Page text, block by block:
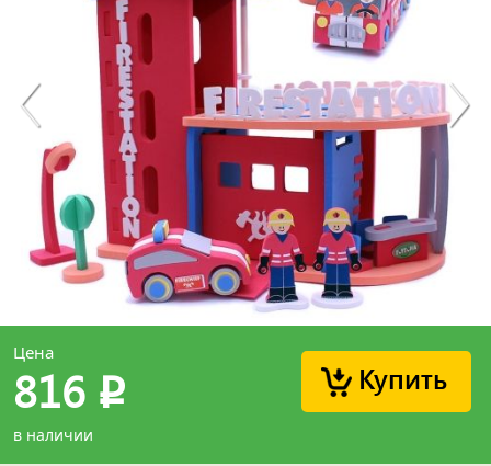
Купить
Цена
816 p
в наличии